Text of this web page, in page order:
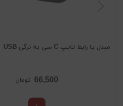
مبدل یا رابط تایپ C سی به نرگی USB
66,500 تومان